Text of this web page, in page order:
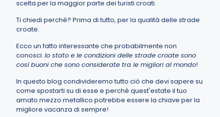
scelta per la maggior parte dei turisti croati.
Ti chiedi perché? Prima di tutto, per la qualità delle strade
croate.
Ecco un fatto interessante che probabilmente non
conosci: lo stato e le condizioni delle strade croate sono
così buoni che sono considerate tra le migliori al mondo!
In questo blog condivideremo tutto ciò che devi sapere su
come spostarti su di esse e perché quest'estate il tuo
amato mezzo metallico potrebbe essere la chiave per la
migliore vacanza di sempre!